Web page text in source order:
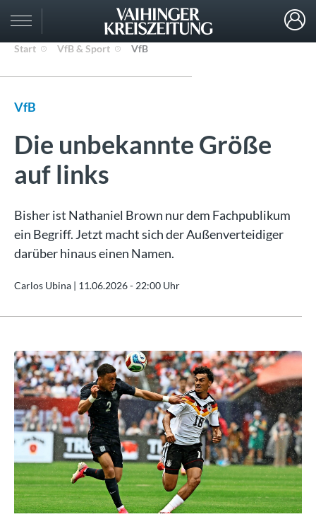
Start VfB & Sport VfB
VfB
Die unbekannte Größe
auf links
Bisher ist Nathaniel Brown nur dem Fachpublikum
ein Begriff. Jetzt macht sich der Außenverteidiger
darüber hinaus einen Namen.
Carlos Ubina | 11.06.2026 - 22:00 Uhr